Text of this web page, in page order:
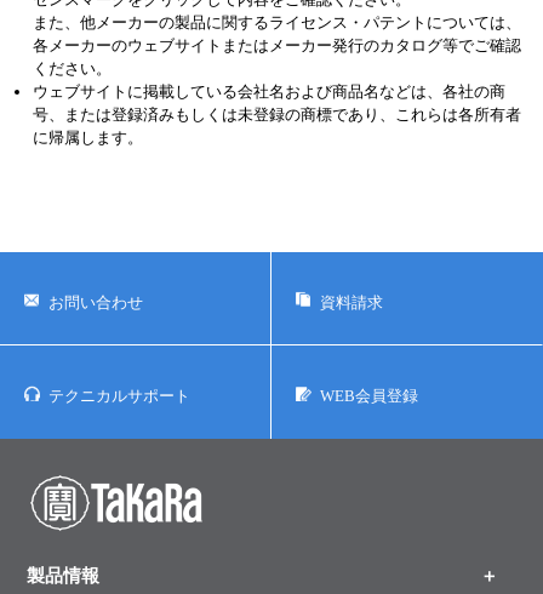
また、他メーカーの製品に関するライセンス・パテントについては、
各メーカーのウェブサイトまたはメーカー発行のカタログ等でご確認
ください。
ウェブサイトに掲載している会社名および商品名などは、各社の商
号、または登録済みもしくは未登録の商標であり、これらは各所有者
に帰属します。
お問い合わせ 資料請求
テクニカルサポート WEB会員登録
製品情報